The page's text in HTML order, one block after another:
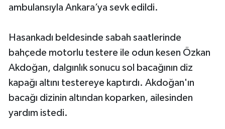
ambulansıyla Ankara’ya sevk edildi.
Hasankadı beldesinde sabah saatlerinde
bahçede motorlu testere ile odun kesen Özkan
Akdoğan, dalgınlık sonucu sol bacağının diz
kapağı altını testereye kaptırdı. Akdoğan'ın
bacağı dizinin altından koparken, ailesinden
yardım istedi.